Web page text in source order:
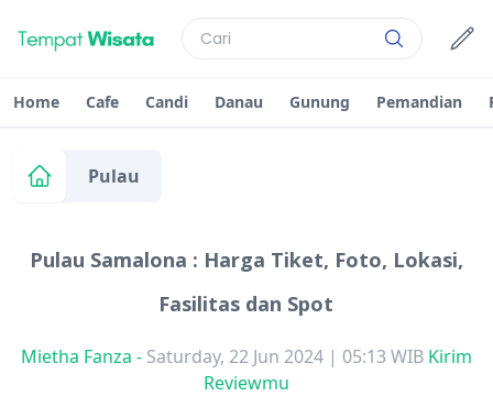
Home Cafe Candi Danau Gunung Pemandian
Pulau
Pulau Samalona : Harga Tiket, Foto, Lokasi,
Fasilitas dan Spot
Mietha Fanza - Saturday, 22 Jun 2024 | 05:13 WIB Kirim
Reviewmu